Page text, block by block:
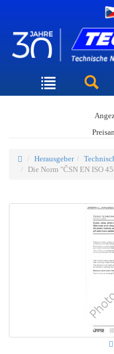
Herausgeber
Die Norm "ČSN EN ISO